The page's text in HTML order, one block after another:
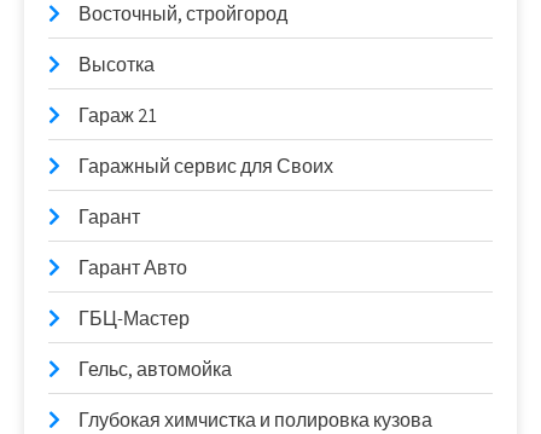
Восточный, стройгород
Высотка
Гараж 21
Гаражный сервис для Своих
Гарант
Гарант Авто
ГБЦ-Мастер
Гельс, автомойка
Глубокая химчистка и полировка кузова